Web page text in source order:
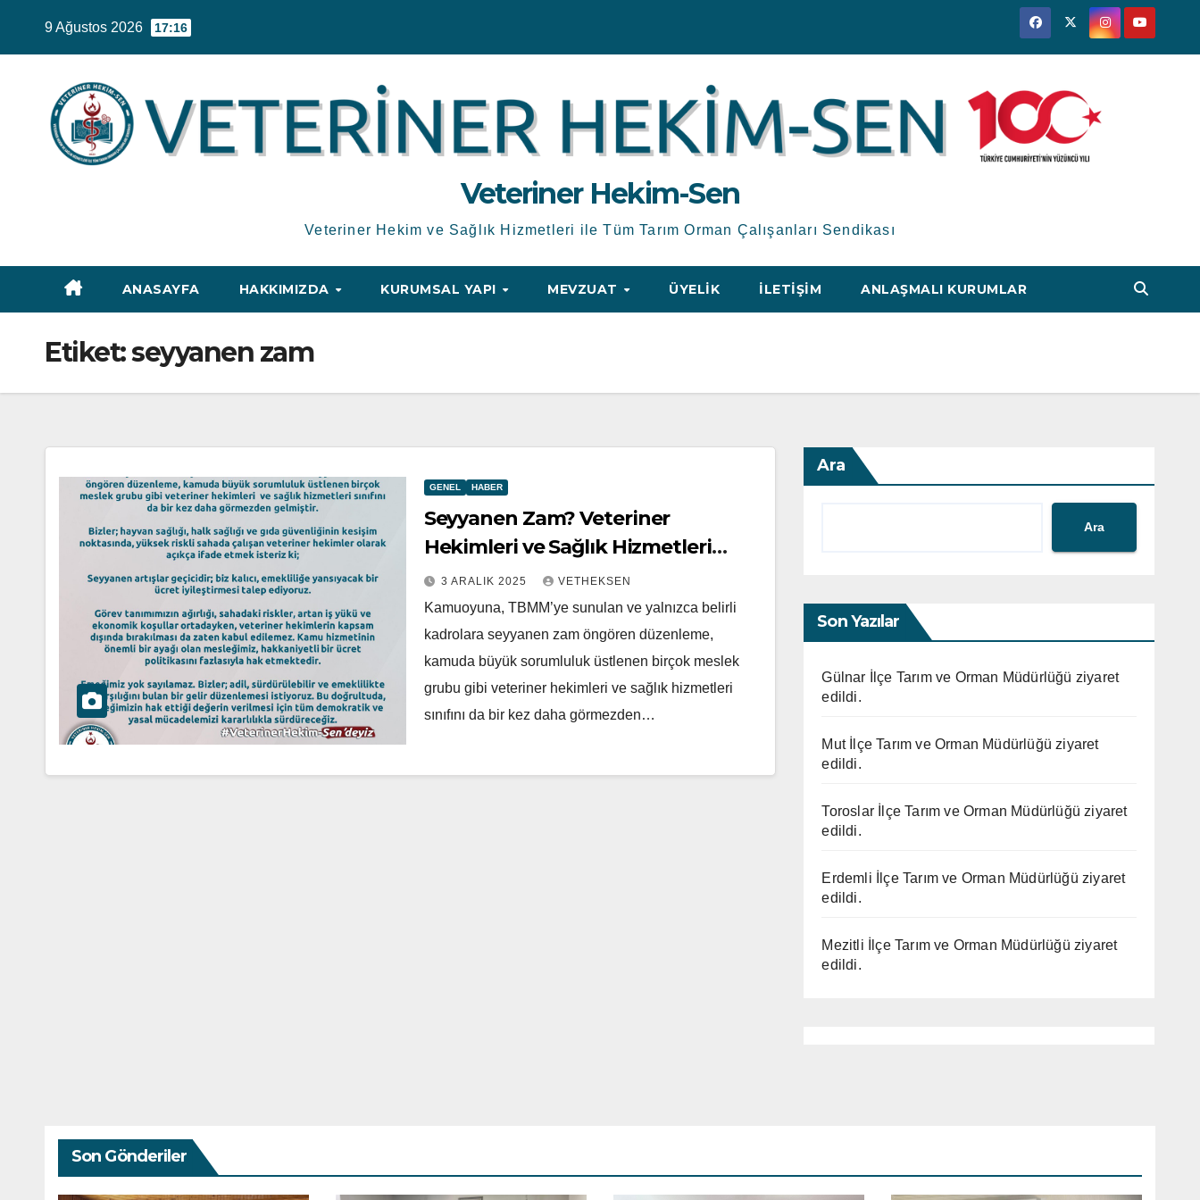
9 Ağustos 2026 17:16
Veteriner Hekim-Sen
Veteriner Hekim ve Sağlık Hizmetleri ile Tüm Tarım Orman Çalışanları Sendikası
ANASAYFA HAKKIMIZDA KURUMSAL YAPI MEVZUAT ÜYELIK İLETIŞIM ANLAŞMALI KURUMLAR
Etiket:seyyanen zam
GENEL HABER
Seyyanen Zam? Veteriner
Hekimleri ve Sağlık Hizmetleri
Sınıfı Bir Kez Daha Görmezden
gelindi!
3 ARALIK 2025 VETHEKSEN
Kamuoyuna, TBMM’ye sunulan ve yalnızca belirli
kadrolara seyyanen zam öngören düzenleme,
kamuda büyük sorumluluk üstlenen birçok meslek
grubu gibi veteriner hekimleri ve sağlık hizmetleri
sınıfını da bir kez daha görmezden…
Ara
Ara
Son Yazılar
Gülnar İlçe Tarım ve Orman Müdürlüğü ziyaret
edildi.
Mut İlçe Tarım ve Orman Müdürlüğü ziyaret
edildi.
Toroslar İlçe Tarım ve Orman Müdürlüğü ziyaret
edildi.
Erdemli İlçe Tarım ve Orman Müdürlüğü ziyaret
edildi.
Mezitli İlçe Tarım ve Orman Müdürlüğü ziyaret
edildi.
Son Gönderiler